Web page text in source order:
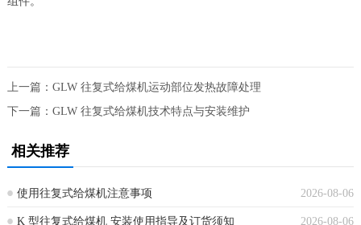
上一篇： GLW 往复式给煤机运动部位发热故障处理
下一篇： GLW 往复式给煤机技术特点与安装维护
相关推荐
2026-08-06
使用往复式给煤机注意事项
2026-08-06
K 型往复式给煤机 安装使用指导及订货须知